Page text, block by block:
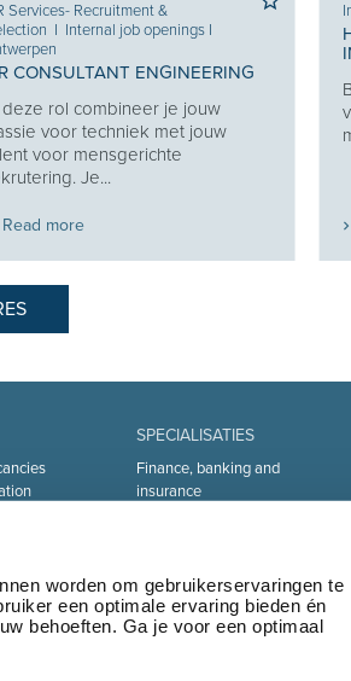
worden om gebruikerservaringen te
een optimale ervaring bieden én
behoeften. Ga je voor een optimaal
Services- Recruitment &
I Internal job openings I
CONSULTANT ENGINEERING
deze rol combineer je jouw
voor techniek met jouw
voor mensgerichte
Je...
Read more
SPECIALISATIES
Finance, banking and
insurance
Medical
Logistics & transport
Marketing & communication